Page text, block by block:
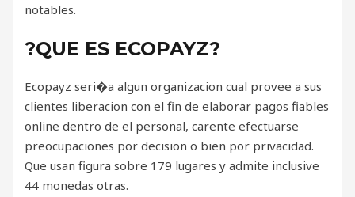
notables.
?QUE ES ECOPAYZ?
Ecopayz seri�a algun organizacion cual provee a sus
clientes liberacion con el fin de elaborar pagos fiables
online dentro de el personal, carente efectuarse
preocupaciones por decision o bien por privacidad.
Que usan figura sobre 179 lugares y admite inclusive
44 monedas otras.